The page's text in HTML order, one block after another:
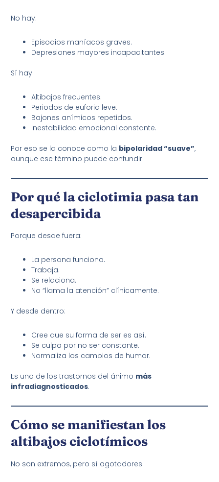
No hay:
Episodios maníacos graves.
Depresiones mayores incapacitantes.
Sí hay:
Altibajos frecuentes.
Periodos de euforia leve.
Bajones anímicos repetidos.
Inestabilidad emocional constante.
Por eso se la conoce como la bipolaridad “suave”,
aunque ese término puede confundir.
Por qué la ciclotimia pasa tan
desapercibida
Porque desde fuera:
La persona funciona.
Trabaja.
Se relaciona.
No “llama la atención” clínicamente.
Y desde dentro:
Cree que su forma de ser es así.
Se culpa por no ser constante.
Normaliza los cambios de humor.
Es uno de los trastornos del ánimo más
infradiagnosticados.
Cómo se manifiestan los
altibajos ciclotímicos
No son extremos, pero sí agotadores.